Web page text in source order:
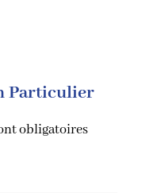
Particulier
obligatoires